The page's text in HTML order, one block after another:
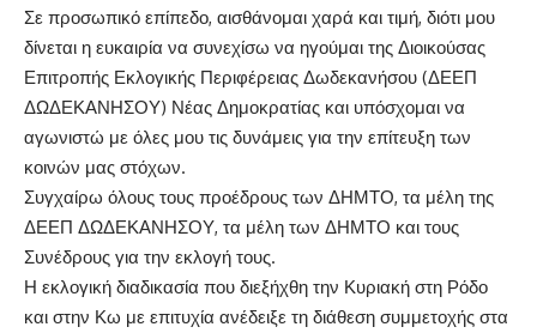
Σε προσωπικό επίπεδο, αισθάνομαι χαρά και τιμή, διότι μου
δίνεται η ευκαιρία να συνεχίσω να ηγούμαι της Διοικούσας
Επιτροπής Εκλογικής Περιφέρειας Δωδεκανήσου (ΔΕΕΠ
ΔΩΔΕΚΑΝΗΣΟΥ) Νέας Δημοκρατίας και υπόσχομαι να
αγωνιστώ με όλες μου τις δυνάμεις για την επίτευξη των
κοινών μας στόχων.
Συγχαίρω όλους τους προέδρους των ΔΗΜΤΟ, τα μέλη της
ΔΕΕΠ ΔΩΔΕΚΑΝΗΣΟΥ, τα μέλη των ΔΗΜΤΟ και τους
Συνέδρους για την εκλογή τους.
Η εκλογική διαδικασία που διεξήχθη την Κυριακή στη Ρόδο
και στην Κω με επιτυχία ανέδειξε τη διάθεση συμμετοχής στα